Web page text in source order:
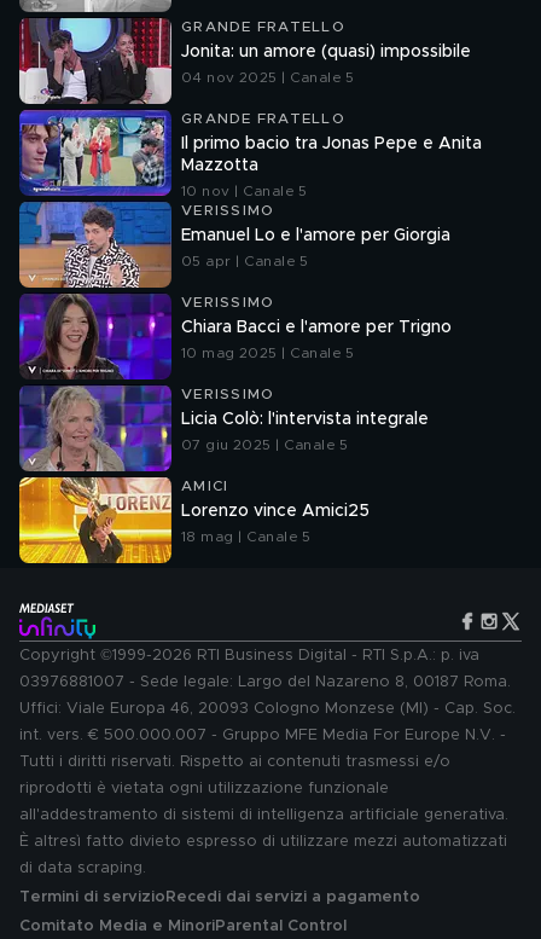
GRANDE FRATELLO
Jonita: un amore (quasi) impossibile
04 nov 2025 | Canale 5
GRANDE FRATELLO
Il primo bacio tra Jonas Pepe e Anita
Mazzotta
10 nov | Canale 5
VERISSIMO
Emanuel Lo e l'amore per Giorgia
05 apr | Canale 5
VERISSIMO
Chiara Bacci e l'amore per Trigno
10 mag 2025 | Canale 5
VERISSIMO
Licia Colò: l'intervista integrale
07 giu 2025 | Canale 5
AMICI
Lorenzo vince Amici25
18 mag | Canale 5
Copyright ©1999-2026 RTI Business Digital - RTI S.p.A.: p. iva
03976881007 - Sede legale: Largo del Nazareno 8, 00187 Roma.
Uffici: Viale Europa 46, 20093 Cologno Monzese (MI) - Cap. Soc.
int. vers. € 500.000.007 - Gruppo MFE Media For Europe N.V. -
Tutti i diritti riservati. Rispetto ai contenuti trasmessi e/o
riprodotti è vietata ogni utilizzazione funzionale
all'addestramento di sistemi di intelligenza artificiale generativa.
È altresì fatto divieto espresso di utilizzare mezzi automatizzati
di data scraping.
Termini di servizio Recedi dai servizi a pagamento
Comitato Media e MinoriParental Control